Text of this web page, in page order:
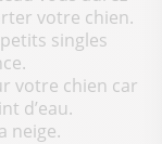
votre chien.
singles
votre chien car
d’eau.
neige.